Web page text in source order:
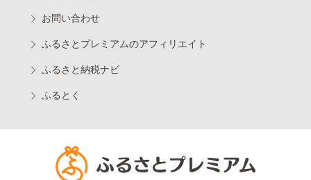
お問い合わせ
ふるさとプレミアムのアフィリエイト
ふるさと納税ナビ
ふるとく